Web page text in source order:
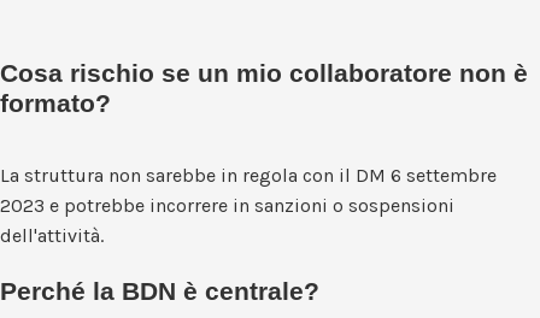
Cosa rischio se un mio collaboratore non è
formato?
La struttura non sarebbe in regola con il DM 6 settembre
2023 e potrebbe incorrere in sanzioni o sospensioni
dell'attività.
Perché la BDN è centrale?